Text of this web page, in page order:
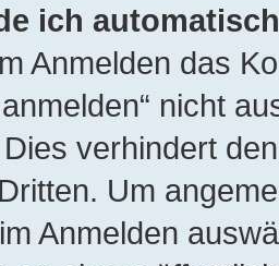
ich
Anmelden das
nicht
verhindert
Um
Anmelden